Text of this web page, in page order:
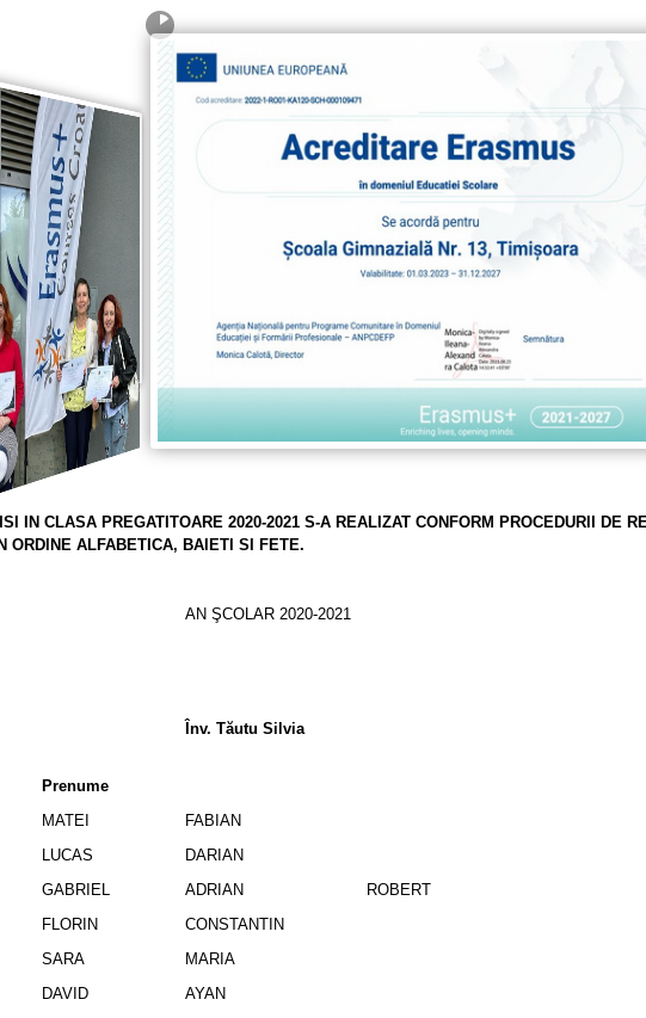
IN CLASA PREGATITOARE 2020-2021 S-A REALIZAT CONFORM PROCEDURII DE
ORDINE ALFABETICA, BAIETI SI FETE.
NR.13 AN ŞCOLAR 2020-2021
Înv. Tăutu Silvia
Prenume
MATEI
FABIAN
LUCAS
DARIAN
GABRIEL ADRIAN
ROBERT
FLORIN
CONSTANTIN
SARA
MARIA
DAVID
AYAN